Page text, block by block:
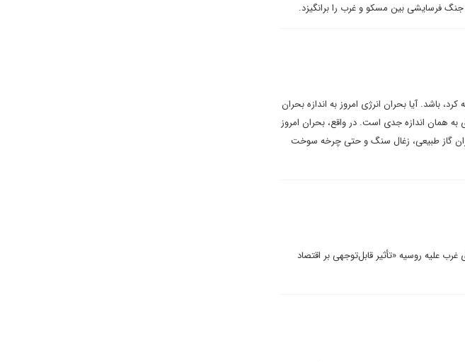
فرسایشی بین مسکو و غرب را برانگیزد.
انرژی، امروز می تواند حتی بدتر از آنچه جهان در دهه ۱۹۷۰ تجربه کرد، باشد. آیا بحران انرژی امروز به اندازه بحران
دهه ۱۹۷۰؟ بله، این بحران انرژی به همان اندازه جدی است. در واقع، بحران امروز
در حالی که این بحران گاز طبیعی، زغال سنگ و حتی چرخه سوخت
علیه روسیه «تأثیر قابل‌توجهی بر اقتصاد